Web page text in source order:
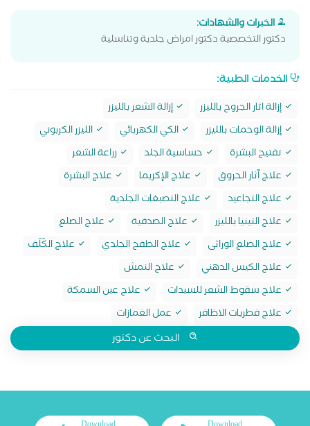
الخبرات والشهادات:
دكتور التخصصية دكتور امراض جلدية وتناسلية
الخدمات الطبية:
إزالة اثار الجروح بالليزر
إزالة الشعر بالليزر
إزالة الوحمات بالليزر
الكي الكهربائي
الليزر الكربوني
تفتيح البشرة
حساسية الجلد
زراعة الشعر
علاج آثار الحروق
علاج الإكزيما
علاج البشرة
علاج التجاعيد
علاج التصبغات الجلدية
علاج التينيا بالليزر
علاج الصدفية
علاج الصلع
علاج الصلع الوراثى
علاج الطفح الجلدي
علاج الكَلَف
علاج الكيس الدهني
علاج النمش
علاج سقوط الشعر للسيدات
علاج عين السمكة
علاج فطريات الاظافر
عمل الغمازات
البحث عن دكتور
Download
Download